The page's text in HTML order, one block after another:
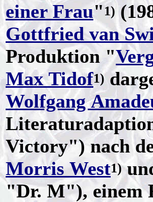
einer Frau" 1)
Gottfried van
Produktion "
Max Tidof1)
Wolfgang
Victory") nach
Morris West1)
"Dr. M"), einem